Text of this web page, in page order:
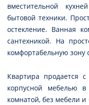
вместительной
бытовой техники.
остекление. Ванная
сантехникой. На
комфортабельную зону
Квартира продается с
корпусной мебелью в
комнатой, без мебели и